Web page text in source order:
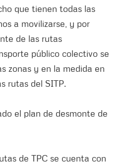
que tienen todas las
a movilizarse, y por
de las rutas
público colectivo se
zonas y en la medida en
rutas del SITP.
el plan de desmonte de
de TPC se cuenta con